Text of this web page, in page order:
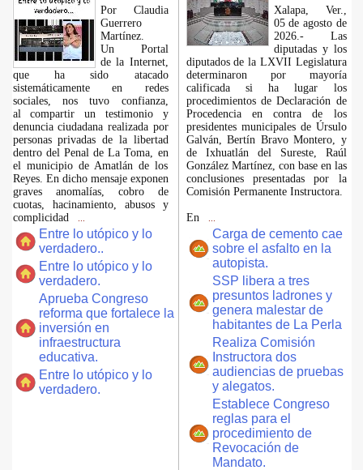
Por Claudia
Guerrero
Martínez.
​Un Portal
de la Internet,
que ha sido atacado
sistemáticamente en redes
sociales, nos tuvo confianza,
al compartir un testimonio y
denuncia ciudadana realizada por
personas privadas de la libertad
dentro del Penal de La Toma, en
el municipio de Amatlán de los
Reyes. En dicho mensaje exponen
graves anomalías, cobro de
cuotas, hacinamiento, abusos y
complicidad
Entre lo utópico y lo
verdadero..
Entre lo utópico y lo
verdadero.
Aprueba Congreso
reforma que fortalece la
inversión en
infraestructura
educativa.
Entre lo utópico y lo
verdadero.
Xalapa, Ver.,
05 de agosto de
2026.- Las
diputadas y los
diputados de la LXVII Legislatura
determinaron por mayoría
calificada si ha lugar los
procedimientos de Declaración de
Procedencia en contra de los
presidentes municipales de Úrsulo
Galván, Bertín Bravo Montero, y
de Ixhuatlán del Sureste, Raúl
González Martínez, con base en las
conclusiones presentadas por la
Comisión Permanente Instructora.
En
Carga de cemento cae
sobre el asfalto en la
autopista.
SSP libera a tres
presuntos ladrones y
genera malestar de
habitantes de La Perla
Realiza Comisión
Instructora dos
audiencias de pruebas
y alegatos.
Establece Congreso
reglas para el
procedimiento de
Revocación de
Mandato.